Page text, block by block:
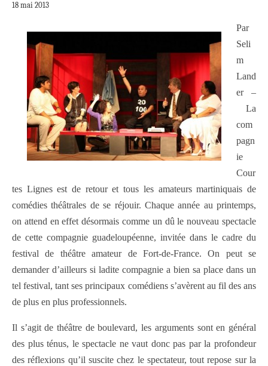
18 mai 2013
Par
Seli
m
Land
er –
La
com
pagn
ie
Cour
tes Lignes est de retour et tous les amateurs martiniquais de
comédies théâtrales de se réjouir. Chaque année au printemps,
on attend en effet désormais comme un dû le nouveau spectacle
de cette compagnie guadeloupéenne, invitée dans le cadre du
festival de théâtre amateur de Fort-de-France. On peut se
demander d’ailleurs si ladite compagnie a bien sa place dans un
tel festival, tant ses principaux comédiens s’avèrent au fil des ans
de plus en plus professionnels.
Il s’agit de théâtre de boulevard, les arguments sont en général
des plus ténus, le spectacle ne vaut donc pas par la profondeur
des réflexions qu’il suscite chez le spectateur, tout repose sur la